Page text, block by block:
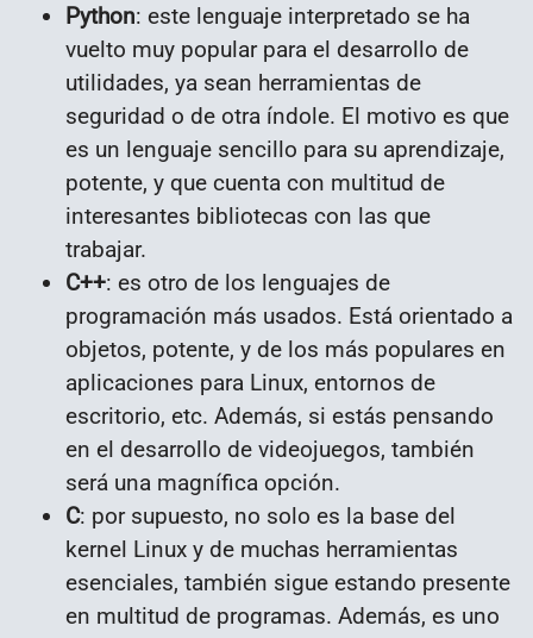
Python: este lenguaje interpretado se ha
vuelto muy popular para el desarrollo de
utilidades, ya sean herramientas de
seguridad o de otra índole. El motivo es que
es un lenguaje sencillo para su aprendizaje,
potente, y que cuenta con multitud de
interesantes bibliotecas con las que
trabajar.
C++: es otro de los lenguajes de
programación más usados. Está orientado a
objetos, potente, y de los más populares en
aplicaciones para Linux, entornos de
escritorio, etc. Además, si estás pensando
en el desarrollo de videojuegos, también
será una magnífica opción.
C: por supuesto, no solo es la base del
kernel Linux y de muchas herramientas
esenciales, también sigue estando presente
en multitud de programas. Además, es uno